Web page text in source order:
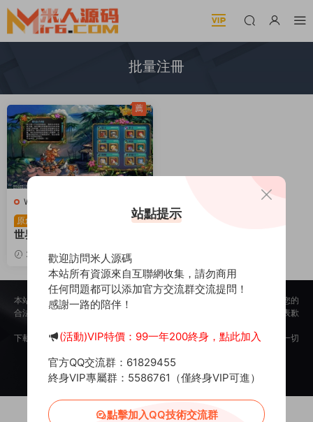
批量注冊
W-窩窩世界
原創
典藏MMO頁遊【窩窩
世界】Win一鍵服務端+批量
注冊+一鍵充值+視頻架設教
程
2025-06-05 420 30
薦
本站所提供的内容均來自公開網絡收集、轉發、二次開發而來，若侵犯了您的
合法權益，請來信通知我們，我們會及時删除，給您帶來的不便，我們深表歉
下載用戶僅供學習交流，若使用商業用途，請購買正版授權，否則産生的一切
Copyright © 2012-2025 MiR6.COMAll Rights Reserved
投訴郵箱： Mail@Mir6.com 蜀ICP備2022016462号-2
站點提示
歡迎訪問米人源碼
本站所有資源來自互聯網收集，請勿商用
任何問題都可以添加官方交流群交流提問！
感謝一路的陪伴！
(活動)VIP特價：99一年200終身，點此加入
官方QQ交流群：61829455
終身VIP專屬群：5586761（僅終身VIP可進）
點擊加入QQ技術交流群